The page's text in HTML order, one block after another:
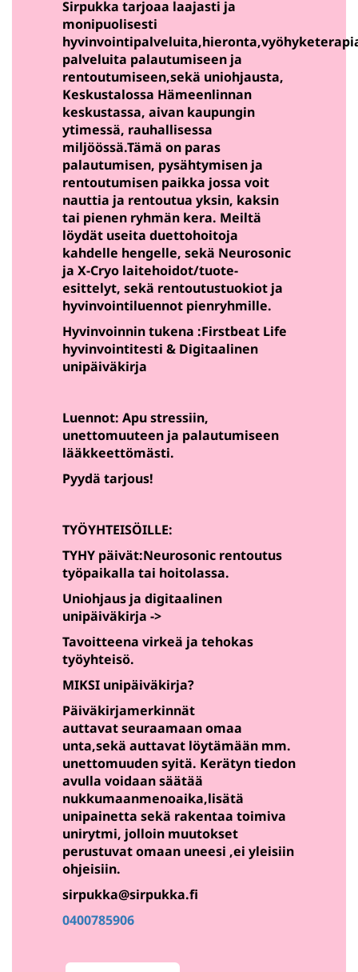
Sirpukka tarjoaa laajasti ja
monipuolisesti
palveluita palautumiseen ja
rentoutumiseen,sekä uniohjausta,
Keskustalossa Hämeenlinnan
keskustassa, aivan kaupungin
ytimessä, rauhallisessa
miljöössä.Tämä on paras
palautumisen, pysähtymisen ja
rentoutumisen paikka jossa voit
nauttia ja rentoutua yksin, kaksin
tai pienen ryhmän kera. Meiltä
löydät useita duettohoitoja
kahdelle hengelle, sekä Neurosonic
ja X-Cryo laitehoidot/tuote-
esittelyt, sekä rentoutustuokiot ja
hyvinvointiluennot pienryhmille.
Hyvinvoinnin tukena :Firstbeat Life
hyvinvointitesti & Digitaalinen
unipäiväkirja
Luennot: Apu stressiin,
unettomuuteen ja palautumiseen
lääkkeettömästi.
Pyydä tarjous!
TYÖYHTEISÖILLE:
TYHY päivät:Neurosonic rentoutus
työpaikalla tai hoitolassa.
Uniohjaus ja digitaalinen
unipäiväkirja ->
Tavoitteena virkeä ja tehokas
työyhteisö.
MIKSI unipäiväkirja?
Päiväkirjamerkinnät
auttavat seuraamaan omaa
unta,sekä auttavat löytämään mm.
unettomuuden syitä. Kerätyn tiedon
avulla voidaan säätää
nukkumaanmenoaika,lisätä
unipainetta sekä rakentaa toimiva
unirytmi, jolloin muutokset
perustuvat omaan uneesi ,ei yleisiin
ohjeisiin.
sirpukka@sirpukka.fi
0400785906